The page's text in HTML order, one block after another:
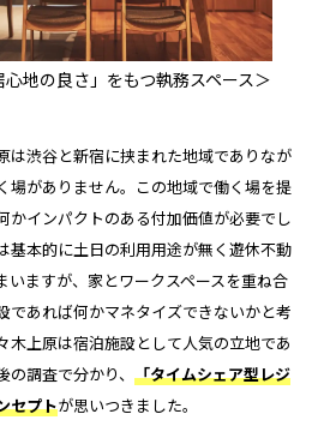
心地の良さ」をもつ執務スペース＞
は渋谷と新宿に挟まれた地域でありなが
場がありません。この地域で働く場を提
かインパクトのある付加価値が必要でし
基本的に土日の利用用途が無く遊休不動
いますが、家とワークスペースを重ね合
であれば何かマネタイズできないかと考
木上原は宿泊施設として人気の立地であ
の調査で分かり、「タイムシェア型レジ
セプトが思いつきました。